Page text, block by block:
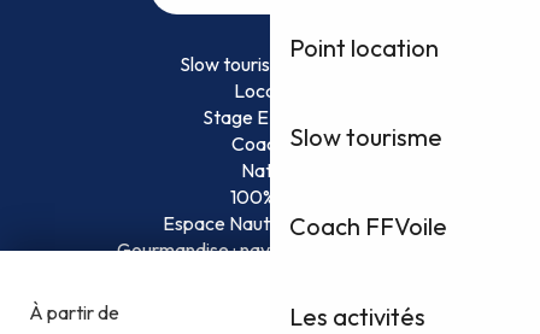
Point location
Slow tourisme
Coach FFVoile
Les activités
Slow tourisme FFVoile
Location
Stage EFVoile
Coaching
Nature
100% Fun
Espace Nautique Surveillé
Gourmandise : naviguez et savourez !